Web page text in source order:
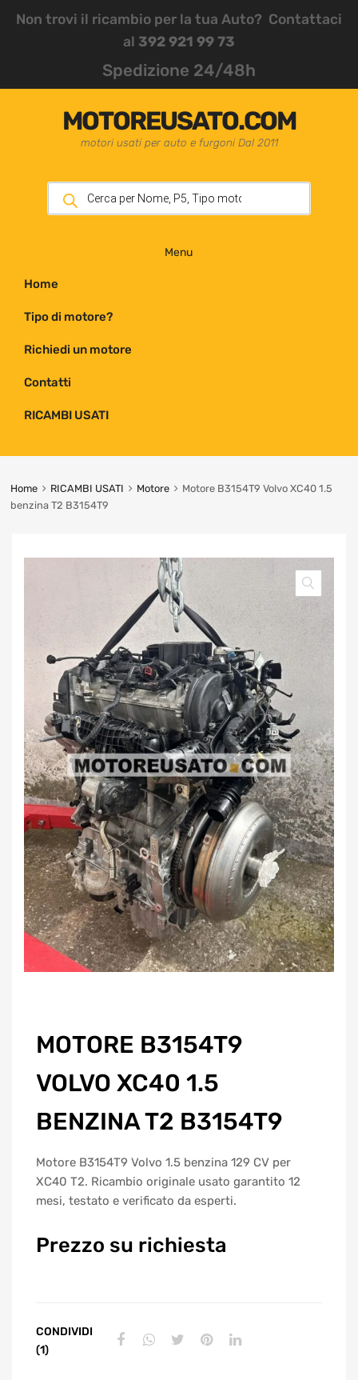
Non trovi il ricambio per la tua Auto? Contattaci
al 392 921 99 73
Spedizione 24/48h
MOTOREUSATO.COM
motori usati per auto e furgoni Dal 2011
Menu
Home
Tipo di motore?
Richiedi un motore
Contatti
RICAMBI USATI
Home RICAMBI USATI Motore
Motore B3154T9 Volvo XC40 1.5
benzina T2 B3154T9
MOTORE B3154T9
VOLVO XC40 1.5
BENZINA T2 B3154T9
Motore B3154T9 Volvo 1.5 benzina 129 CV per
XC40 T2. Ricambio originale usato garantito 12
mesi, testato e verificato da esperti.
Prezzo su richiesta
CONDIVIDI
(1)